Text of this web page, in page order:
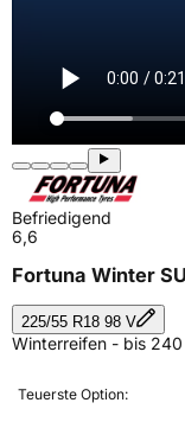
Befriedigend
6,6
Fortuna Winter
225/55 R18 98 V
Winterreifen - bis
Teuerste Option: